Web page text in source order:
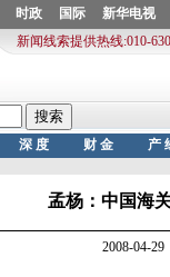
孟杨：中国海
2008-04-